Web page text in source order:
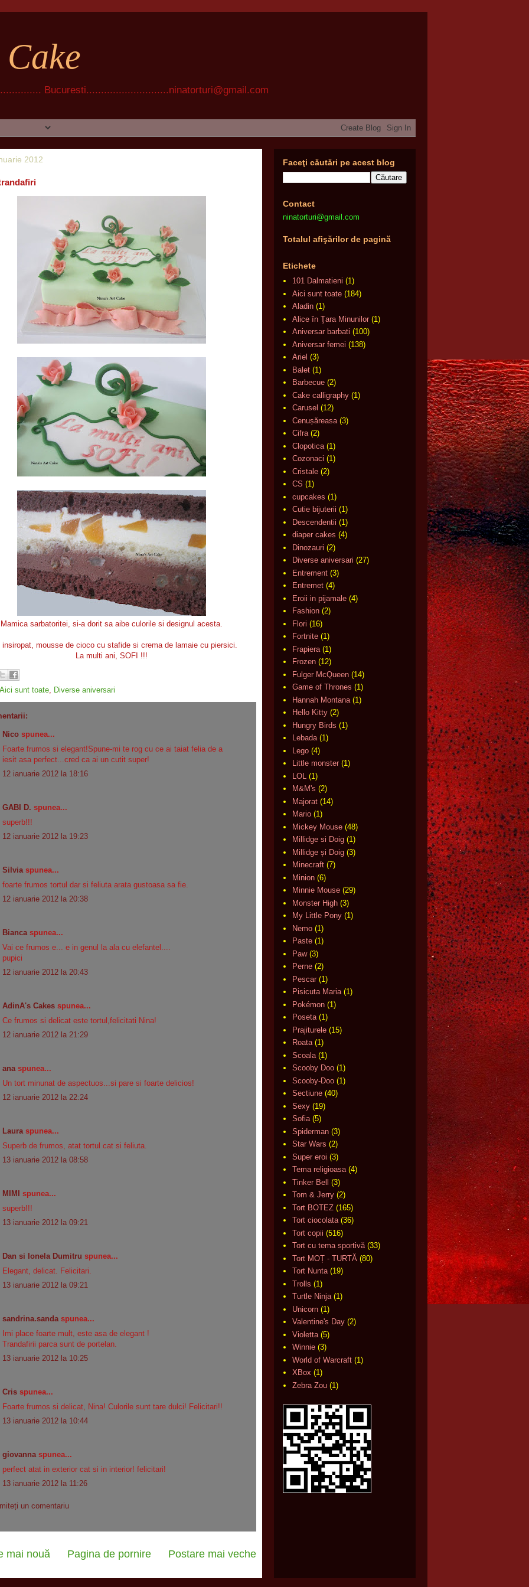
Bucuresti............................ninatorturi@gmail.com
2012
Mamica sarbatoritei, si-a dorit sa aibe culorile si designul acesta.
insiropat, mousse de cioco cu stafide si crema de lamaie cu piersici.
La multi ani, SOFI !!!
Aici sunt toate, Diverse aniversari
Nico spunea...
Foarte frumos si elegant!Spune-mi te rog cu ce ai taiat felia de a
iesit asa perfect...cred ca ai un cutit super!
12 ianuarie 2012 la 18:16
GABI D. spunea...
superb!!!
12 ianuarie 2012 la 19:23
Silviaspunea...
foarte frumos tortul dar si feliuta arata gustoasa sa fie.
12 ianuarie 2012 la 20:38
Biancaspunea...
Vai ce frumos e... e in genul la ala cu elefantel....
pupici
12 ianuarie 2012 la 20:43
AdinA's Cakes spunea...
Ce frumos si delicat este tortul,felicitati Nina!
12 ianuarie 2012 la 21:29
anaspunea...
Un tort minunat de aspectuos...si pare si foarte delicios!
12 ianuarie 2012 la 22:24
Lauraspunea...
Superb de frumos, atat tortul cat si feliuta.
13 ianuarie 2012 la 08:58
MIMI
spunea...
superb!!!
13 ianuarie 2012 la 09:21
Dan si Ionela Dumitru spunea...
Elegant, delicat. Felicitari.
13 ianuarie 2012 la 09:21
sandrina.sandaspunea...
Imi place foarte mult, este asa de elegant !
Trandafirii parca sunt de portelan.
13 ianuarie 2012 la 10:25
Cris spunea...
Foarte frumos si delicat, Nina! Culorile sunt tare dulci! Felicitari!!
13 ianuarie 2012 la 10:44
giovannaspunea...
perfect atat in exterior cat si in interior! felicitari!
13 ianuarie 2012 la 11:26
un comentariu
mai nouă Postare mai veche
Pagina de pornire
Faceţi căutări pe acest blog
Contact
ninatorturi@gmail.com
Totalul afişărilor de pagină
Etichete
101 Dalmatieni (1)
Aici sunt toate (184)
Aladin (1)
Alice în Ţara Minunilor (1)
Aniversar barbati (100)
Aniversar femei (138)
Ariel (3)
Balet (1)
Barbecue (2)
Cake calligraphy (1)
Carusel (12)
Cenușăreasa (3)
Cifra (2)
Clopotica (1)
Cozonaci (1)
Cristale (2)
CS (1)
cupcakes (1)
Cutie bijuterii (1)
Descendentii (1)
diaper cakes (4)
Dinozauri (2)
Diverse aniversari (27)
Entrement (3)
Entremet (4)
Eroii in pijamale (4)
Fashion (2)
Flori (16)
Fortnite (1)
Frapiera (1)
Frozen (12)
Fulger McQueen (14)
Game of Thrones (1)
Hannah Montana (1)
Hello Kitty (2)
Hungry Birds (1)
Lebada (1)
Lego (4)
Little monster (1)
LOL
(1)
M&M's (2)
Majorat (14)
Mario (1)
Mickey Mouse (48)
Millidge si Doig (1)
Millidge și Doig (3)
Minecraft (7)
Minion (6)
Minnie Mouse (29)
Monster High (3)
My Little Pony (1)
Nemo (1)
Paste (1)
Paw (3)
Perne (2)
Pescar (1)
Pisicuta Maria (1)
Pokémon (1)
Poseta (1)
Prajiturele (15)
Roata (1)
Scoala (1)
Scooby Doo (1)
Scooby-Doo (1)
Sectiune (40)
Sexy (19)
Sofia (5)
Spiderman (3)
Star Wars (2)
Super eroi (3)
Tema religioasa (4)
Tinker Bell
(3)
Tom & Jerry (2)
Tort BOTEZ (165)
Tort ciocolata (36)
Tort copii (516)
Tort cu tema sportivă (33)
Tort MOȚ - TURTĂ (80)
Tort Nunta (19)
Trolls (1)
Turtle Ninja (1)
Unicorn (1)
Valentine's Day (2)
Violetta (5)
Winnie (3)
World of Warcraft (1)
XBox (1)
Zebra Zou (1)